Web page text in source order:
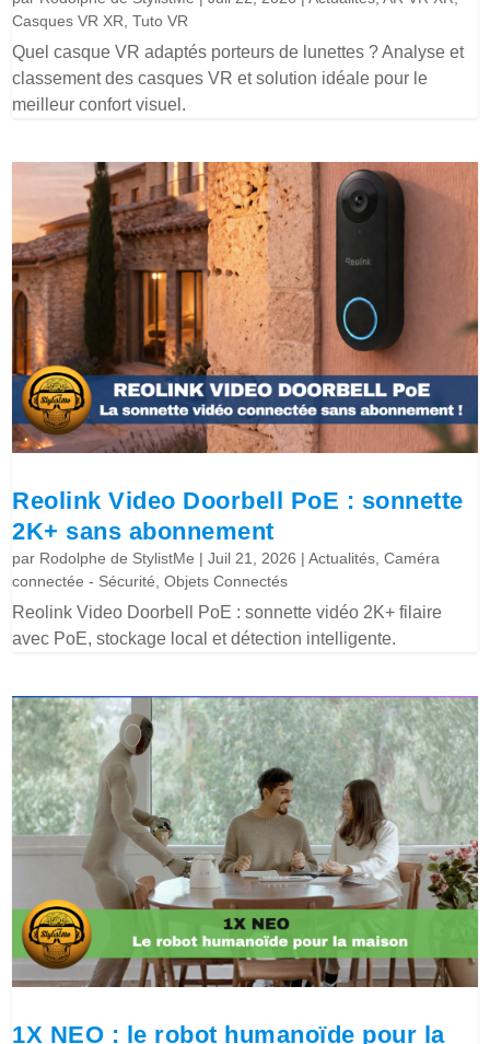
Casques VR XR ,Tuto VR
Quel casque VR adaptés porteurs de lunettes ? Analyse et
classement des casques VR et solution idéale pour le
meilleur confort visuel.
Reolink Video Doorbell PoE : sonnette
2K+ sans abonnement
par Rodolphe de StylistMe |Juil 21, 2026 |Actualités ,Caméra
connectée - Sécurité ,Objets Connectés
Reolink Video Doorbell PoE : sonnette vidéo 2K+ filaire
avec PoE, stockage local et détection intelligente.
1X NEO : le robot humanoïde pour la